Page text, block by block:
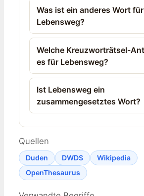
Was ist ein anderes Wort für
Lebensweg?
Welche Kreuzworträtsel-
es für Lebensweg?
Ist Lebensweg ein
zusammengesetztes Wort?
Quellen
Duden DWDS
Wikipedia
OpenThesaurus